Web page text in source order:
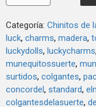
Categoría: Chinitos de
luck charms madera
luckydolls luckycharms
munequitossuerte
surtidos colgantes
concordel standard
colgantesdelasuerte